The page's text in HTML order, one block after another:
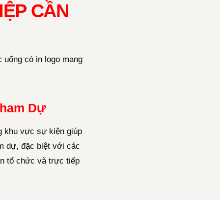
CẦN
có in logo mang
Dự
khu vực sự kiện giúp
dự, đặc biệt với các
tổ chức và trực tiếp